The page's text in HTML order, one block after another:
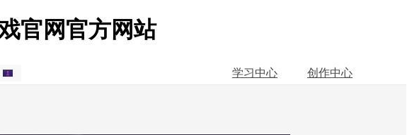
官网官方网站
创作中心
学习中心